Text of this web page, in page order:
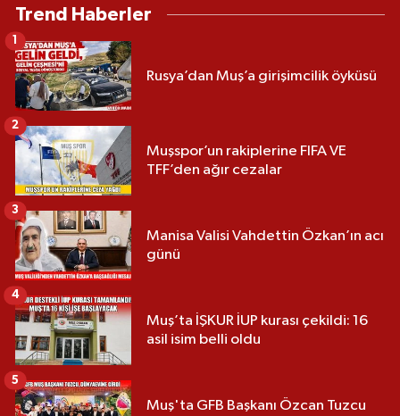
Trend Haberler
Rusya’dan Muş’a girişimcilik öyküsü
Muşspor’un rakiplerine FIFA VE
TFF’den ağır cezalar
2
Manisa Valisi Vahdettin Özkan’ın acı
günü
3
Muş’ta İŞKUR İUP kurası çekildi: 16
asil isim belli oldu
4
Muş'ta GFB Başkanı Özcan Tuzcu
5